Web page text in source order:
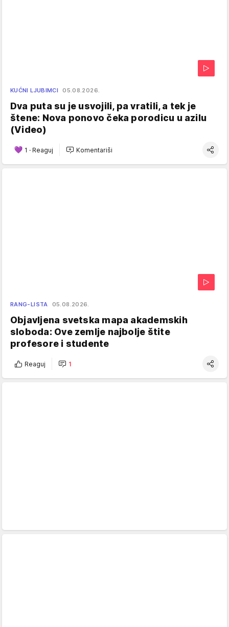
KUĆNI LJUBIMCI 05.08.2026.
Dva puta su je usvojili, pa vratili, a tek je
štene: Nova ponovo čeka porodicu u azilu
(Video)
1 · Reaguj Komentariši
RANG-LISTA 05.08.2026.
Objavljena svetska mapa akademskih
sloboda: Ove zemlje najbolje štite
profesore i studente
Reaguj 1